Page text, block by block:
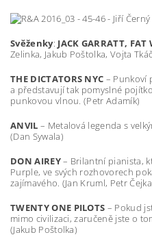
Svěženky: JACK GARRATT,
Zelinka, Jakub Poštolka, Vojta
THE DICTATORS NYC – Punkoví
a představují tak pomyslné
punkovou vlnou. (Petr Adamík)
ANVIL – Metalová legenda s
(Dan Sywala)
DON AIREY– Brilantní pianista,
Purple, ve svých rozhovorech
zajímavého. (Jan Kruml, Petr
TWENTY ONE PILOTS – Pokud
mimo civilizaci, zaručeně jste o
(Jakub Poštolka)